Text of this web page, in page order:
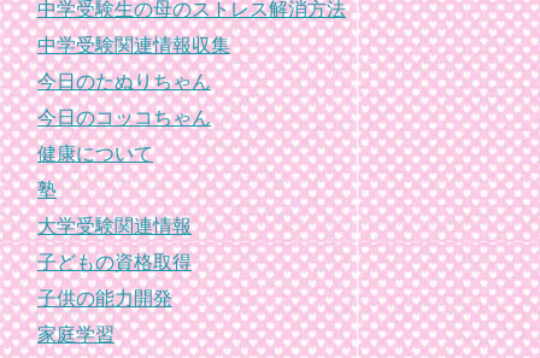
中学受験生の母のストレス解消方法
中学受験関連情報収集
今日のたぬりちゃん
今日のコッコちゃん
健康について
塾
大学受験関連情報
子どもの資格取得
子供の能力開発
家庭学習